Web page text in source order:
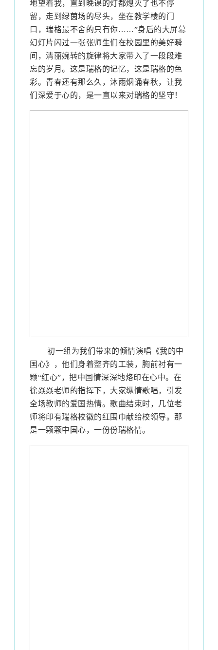
地望着我，直到晚课的灯都熄灭了也不停
留，走到绿茵场的尽头，坐在教学楼的门
口，瑞格最不舍的只有你……”身后的大屏幕
幻灯片闪过一张张师生们在校园里的美好瞬
间，清丽婉转的旋律将大家带入了一段段难
忘的岁月。这是瑞格的记忆，这是瑞格的色
彩。青春还有那么久，沐雨烟诵春秋，让我
们深爱于心的，是一直以来对瑞格的坚守！
初一组为我们带来的倾情演唱《我的中
国心》，他们身着整齐的工装，胸前衬有一
颗“红心”，把中国情深深地烙印在心中。在
徐焱焱老师的指挥下，大家纵情歌唱，引发
全场教师的爱国热情。歌曲结束时，几位老
师将印有瑞格校徽的红围巾献给校领导。那
是一颗颗中国心，一份份瑞格情。